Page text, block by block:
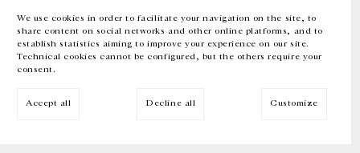
We use cookies in order to facilitate your navigation on the site, to
share content on social networks and other online platforms, and to
establish statistics aiming to improve your experience on our site.
Technical cookies cannot be configured, but the others require your
consent.
Accept all Decline all Customize
EN FR 中文 Facebook Instagram
Inscrivez-vous à notre newsletter